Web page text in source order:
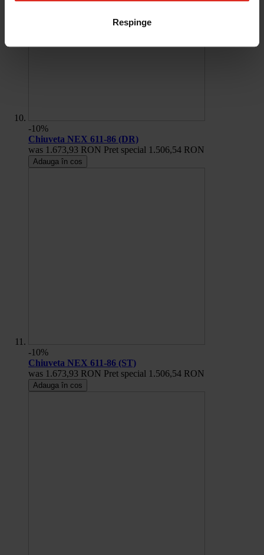
Respinge
-10%
Chiuveta NEX 611-86 (DR)
was 1.673,93 RON Pret special 1.506,54 RON
Adauga în cos
-10%
Chiuveta NEX 611-86 (ST)
was 1.673,93 RON Pret special 1.506,54 RON
Adauga în cos